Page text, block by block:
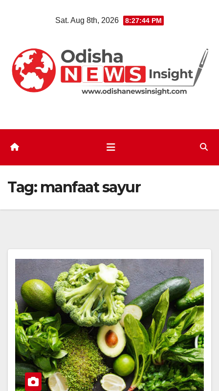
Sat. Aug 8th, 2026 8:27:45 PM
Tag: manfaat sayur